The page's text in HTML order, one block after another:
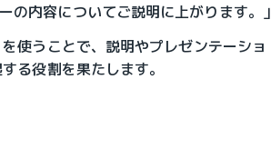
の内容についてご説明に上がります。」
使うことで、説明やプレゼンテーショ
る役割を果たします。